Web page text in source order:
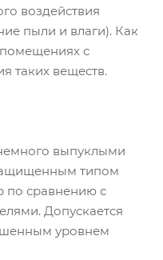
воздействия
пыли и влаги). Как
с
таких веществ.
выпуклыми
типом
по сравнению с
Допускается
уровнем